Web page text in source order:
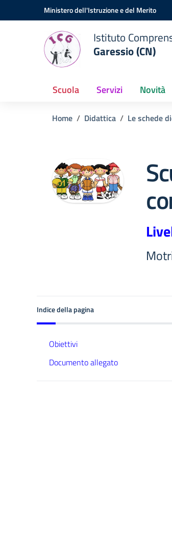
Vai ai contenuti
Vai al menu di navigazioneMinistero dell'Istruzione e del Merito
Istituto
Garessio (CN)
Scuola Servizi Novità
Home Didattica Le schede
Indice della pagina
Obiettivi
Documento allegato